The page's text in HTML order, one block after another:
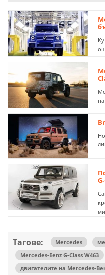
Тагове: Mercedes
Mercedes-Benz G-Class W463
двигателите на Mercedes-